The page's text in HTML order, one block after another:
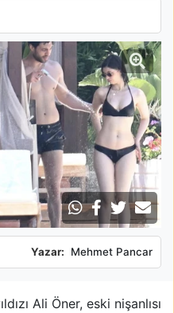
Ali Öner Ve Zeynep Atılgan
Yazar: Mehmet Pancar
Ali Öner, eski nişanlısı